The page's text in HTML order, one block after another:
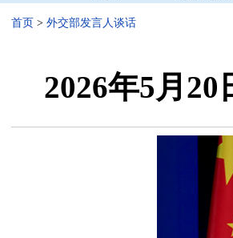
首页 > 外交部发言人谈话
2026年5月